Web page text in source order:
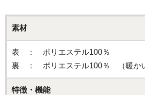
素材
表 ： ポリエステル100％
裏 ： ポリエステル100％ （暖かい
特徴・機能